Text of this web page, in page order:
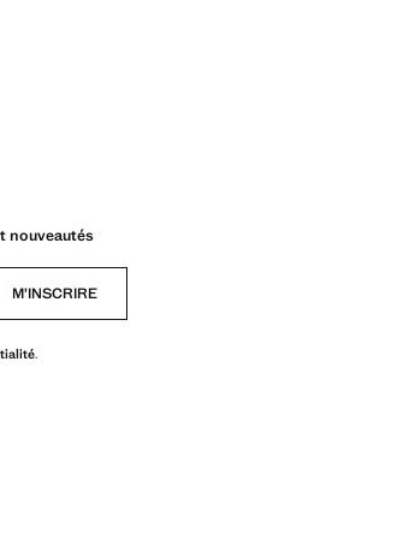
nouveautés
M’INSCRIRE
.